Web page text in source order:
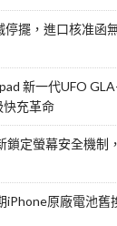
停擺，進口核准函
新一代UFO
快充革命
鎖定螢幕安全機制
iPhone原廠電池舊